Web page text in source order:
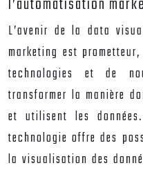
L’avenir de la data
marketing est
technologies et de
transformer la manière
et utilisent les
technologie offre des
la visualisation des